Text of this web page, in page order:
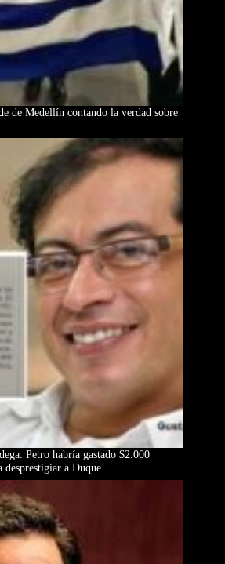
de Medellín contando la verdad sobre
Petro habría gastado $2.000
a Duque